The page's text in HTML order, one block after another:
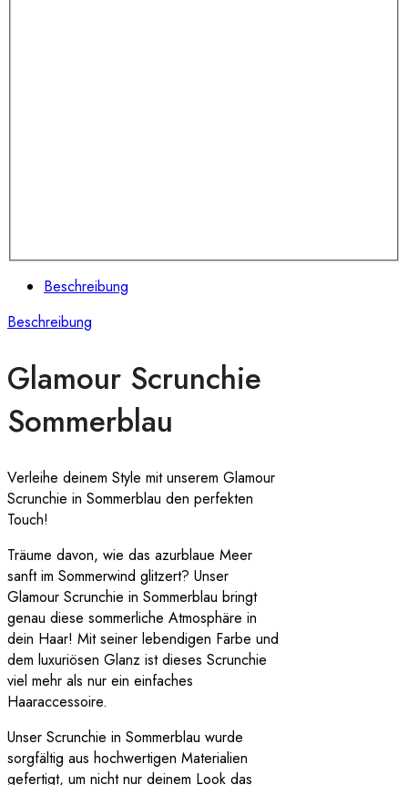
Beschreibung
Beschreibung
Glamour Scrunchie
Sommerblau
Verleihe deinem Style mit unserem Glamour
Scrunchie in Sommerblau den perfekten
Touch!
Träume davon, wie das azurblaue Meer
sanft im Sommerwind glitzert? Unser
Glamour Scrunchie in Sommerblau bringt
genau diese sommerliche Atmosphäre in
dein Haar! Mit seiner lebendigen Farbe und
dem luxuriösen Glanz ist dieses Scrunchie
viel mehr als nur ein einfaches
Haaraccessoire.
Unser Scrunchie in Sommerblau wurde
sorgfältig aus hochwertigen Materialien
gefertigt, um nicht nur deinem Look das